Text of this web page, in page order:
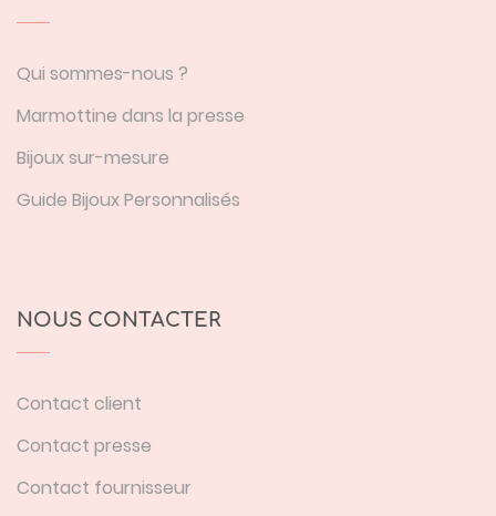
Qui sommes-nous ?
Marmottine dans la presse
Bijoux sur-mesure
Guide Bijoux Personnalisés
NOUS CONTACTER
Contact client
Contact presse
Contact fournisseur